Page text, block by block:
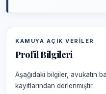
KAMUYA AÇIK VERILER
Profil Bilgileri
Aşağıdaki bilgiler, avukatın
kayıtlarından derlenmiştir.